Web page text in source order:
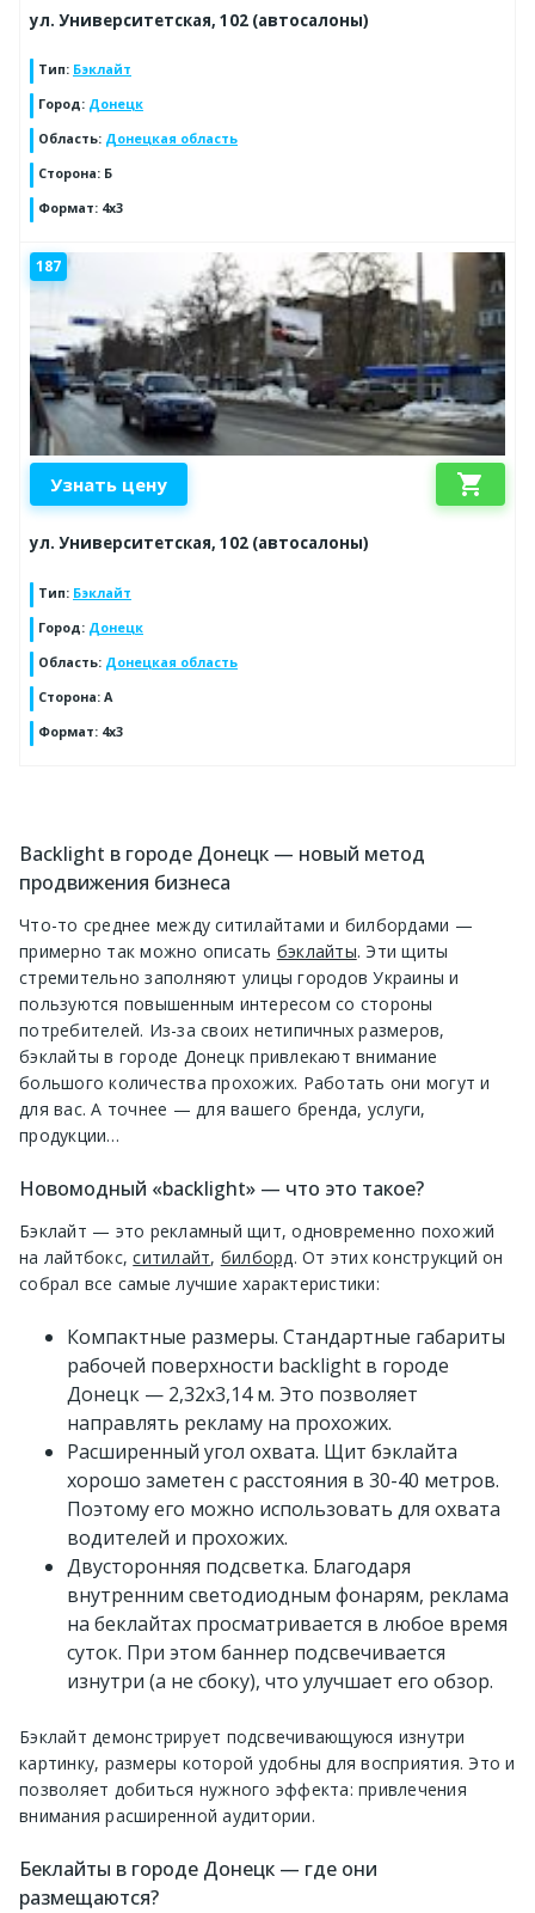
ул. Университетская, 102 (автосалоны)
Тип: Бэклайт
Город: Донецк
Область: Донецкая область
Сторона: Б
Формат: 4x3
187
Узнать цену shopping_cart
ул. Университетская, 102 (автосалоны)
Тип: Бэклайт
Город: Донецк
Область: Донецкая область
Сторона: А
Формат: 4x3
Backlight в городе Донецк — новый метод
продвижения бизнеса
Что-то среднее между ситилайтами и билбордами —
примерно так можно описать бэклайты. Эти щиты
стремительно заполняют улицы городов Украины и
пользуются повышенным интересом со стороны
потребителей. Из-за своих нетипичных размеров,
бэклайты в городе Донецк привлекают внимание
большого количества прохожих. Работать они могут и
для вас. А точнее — для вашего бренда, услуги,
продукции…
Новомодный «backlight» — что это такое?
Бэклайт — это рекламный щит, одновременно похожий
на лайтбокс,ситилайт, билборд. От этих конструкций он
собрал все самые лучшие характеристики:
Компактные размеры. Стандартные габариты
рабочей поверхности backlight в городе
Донецк — 2,32х3,14 м. Это позволяет
направлять рекламу на прохожих.
Расширенный угол охвата. Щит бэклайта
хорошо заметен с расстояния в 30-40 метров.
Поэтому его можно использовать для охвата
водителей и прохожих.
Двусторонняя подсветка. Благодаря
внутренним светодиодным фонарям, реклама
на беклайтах просматривается в любое время
суток. При этом баннер подсвечивается
изнутри (а не сбоку), что улучшает его обзор.
Бэклайт демонстрирует подсвечивающуюся изнутри
картинку, размеры которой удобны для восприятия. Это и
позволяет добиться нужного эффекта: привлечения
внимания расширенной аудитории.
Беклайты в городе Донецк — где они
размещаются?